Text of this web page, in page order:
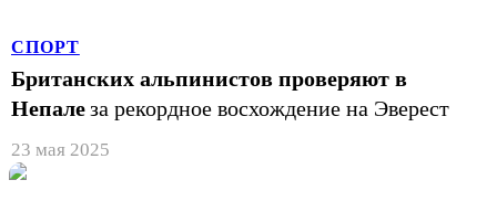
СПОРТ
Британских альпинистов проверяют в
Непалеза рекордное восхождение на Эверест
23 мая 2025